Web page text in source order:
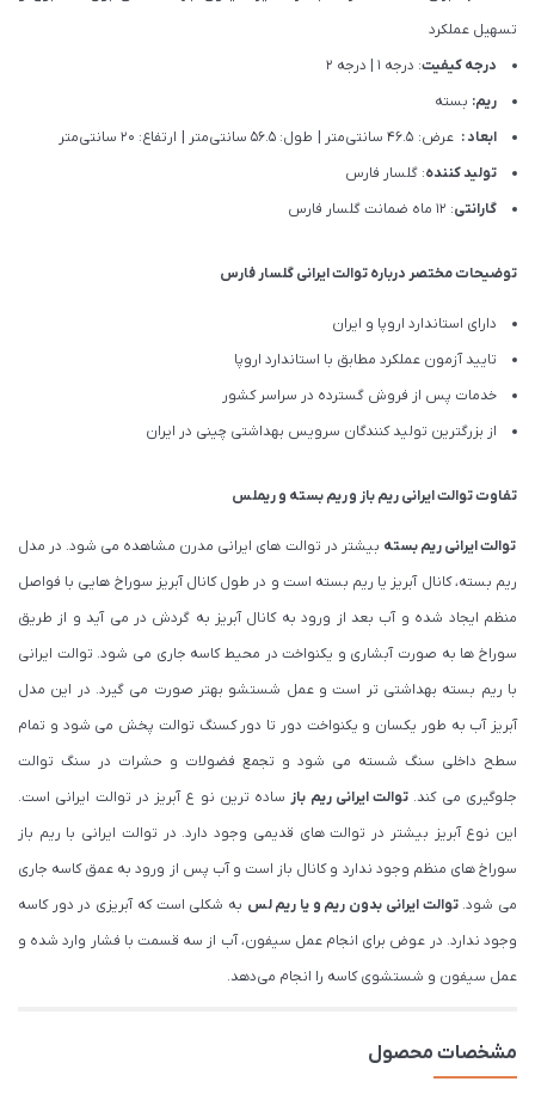
تسهیل عملکرد
درجه کیفیت: درجه 1 | درجه 2
ریم: بسته
ابعاد : عرض: 46.5 سانتی‌متر | طول: 56.5 سانتی‌متر | ارتفاع: 20 سانتی‌متر
تولید کننده: گلسار فارس
گارانتی: 12 ماه ضمانت گلسار فارس
توضیحات مختصر درباره توالت ایرانی گلسار فارس
دارای استاندارد اروپا و ایران
تایید آزمون عملکرد مطابق با استاندارد اروپا
خدمات پس از فروش گسترده در سراسر کشور
از بزرگترین تولید کنندگان سرویس بهداشتی چینی در ایران
تفاوت توالت ایرانیریم باز وریم بسته وریملس
توالت ایرانی ریم بسته بیشتر در توالت‌‍‌ های ایرانی مدرن مشاهده می شود. در مدل
ریم بسته، کانال آبریز یا ریم بسته است و در طول کانال آبریز سوراخ هایی با فواصل
منظم ایجاد شده و آب بعد از ورود به کانال آبریز به گردش در می آید و از طریق
سوراخ ها به صورت آبشاری و یکنواخت در محیط کاسه جاری می شود. توالت ایرانی
با ریم بسته بهداشتی تر است و عمل شستشو بهتر صورت می گیرد. در این مدل
آبریز آب به طور یکسان و یکنواخت دور تا دور کسنگ توالت پخش می شود و تمام
سطح داخلی سنگ شسته می شود و تجمع فضولات و حشرات در سنگ توالت
جلوگیری می کند. توالت ایرانی ریم باز ساده ترین نو ع آبریز در توالت ایرانی است.
این نوع آبریز بیشتر در توالت های قدیمی وجود دارد. در توالت ایرانی با ریم باز
سوراخ‌ های منظم وجود ندارد و کانال باز است و آب پس از ورود به عمق کاسه جاری
می شود.توالت ایرانی بدون ریم و یا ریم لس به شکلی است که آبریزی در دور کاسه
وجود ندارد. در عوض برای انجام عمل سیفون، آب از سه قسمت با فشار وارد شده و
عمل سیفون و شستشوی کاسه را انجام می‌دهد.
مشخصات محصول